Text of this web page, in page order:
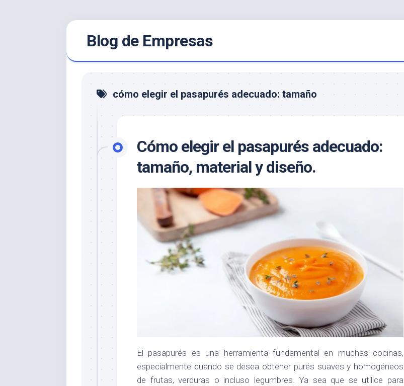
Blog de Empresas
cómo elegir el pasapurés adecuado: tamaño
Cómo elegir el pasapurés adecuado:
tamaño, material y diseño.
El pasapurés es una herramienta fundamental en muchas cocinas,
especialmente cuando se desea obtener purés suaves y homogéneos
de frutas, verduras o incluso legumbres. Ya sea que se utilice para